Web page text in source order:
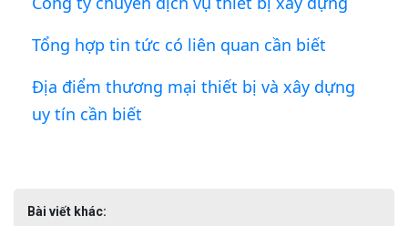
Tổng hợp tin tức có liên quan cần biết
Địa điểm thương mại thiết bị và xây dựng
uy tín cần biết
Bài viết khác: